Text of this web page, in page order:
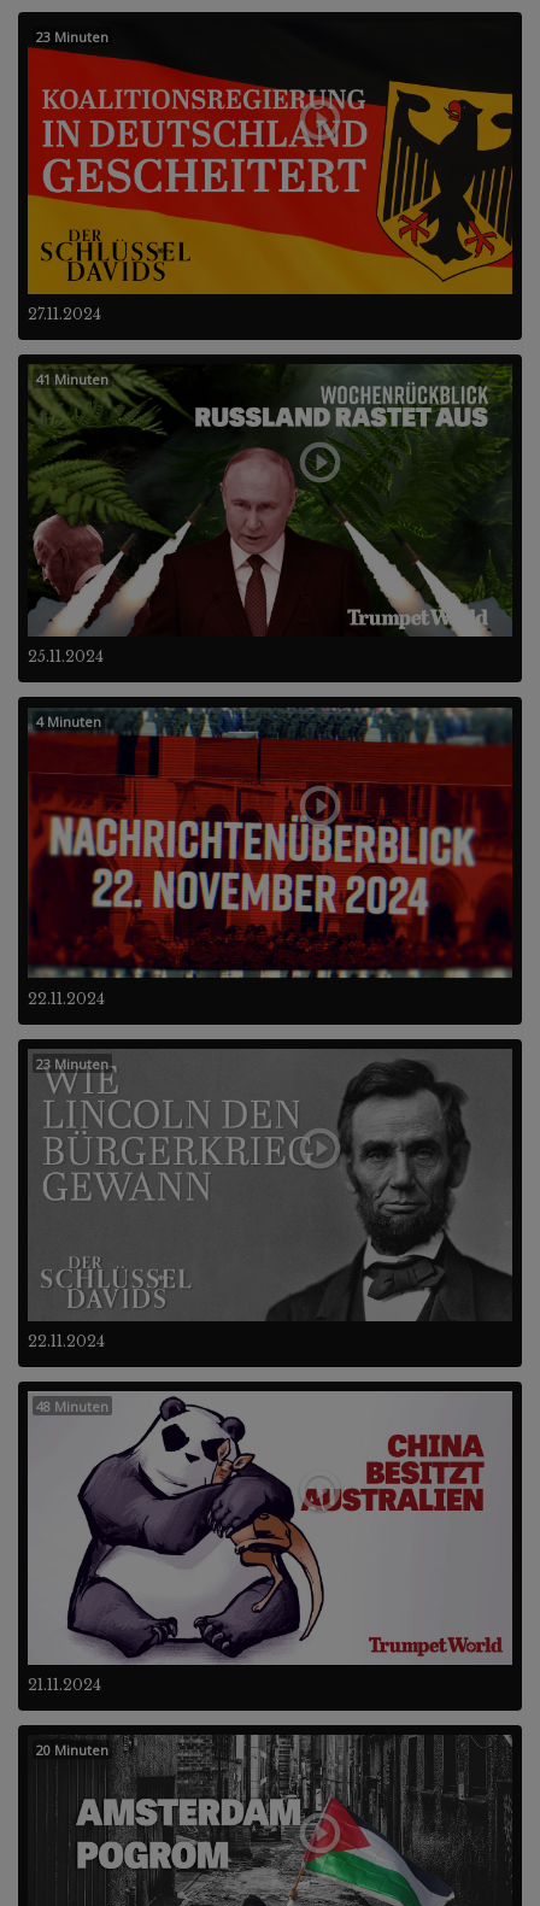
27.11.2024
23 Minuten
25.11.2024
41 Minuten
22.11.2024
4 Minuten
22.11.2024
23 Minuten
21.11.2024
48 Minuten
20 Minuten